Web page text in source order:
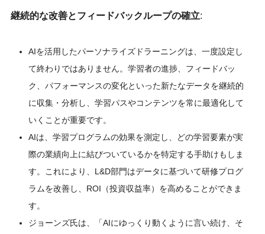
継続的な改善とフィードバックループの確立:
AIを活用したパーソナライズドラーニングは、一度設定し
て終わりではありません。学習者の進捗、フィードバッ
ク、パフォーマンスの変化といった新たなデータを継続的
に収集・分析し、学習パスやコンテンツを常に最適化して
いくことが重要です。
AIは、学習プログラムの効果を測定し、どの学習要素が実
際の業績向上に結びついているかを特定する手助けもしま
す。これにより、L&D部門はデータに基づいて研修プログ
ラムを改善し、ROI（投資収益率）を高めることができま
す。
ジョーンズ氏は、「AIにゆっくり動くように言い続け、そ